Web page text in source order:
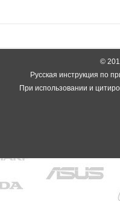
©
Русская инструкция по
При использовании и